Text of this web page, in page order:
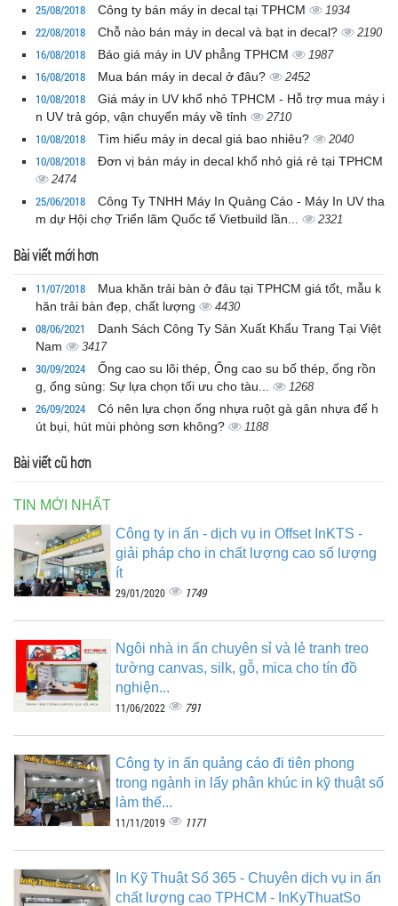
25/08/2018 Công ty bán máy in decal tại TPHCM 1934
22/08/2018 Chỗ nào bán máy in decal và bạt in decal? 2190
16/08/2018 Báo giá máy in UV phẳng TPHCM 1987
16/08/2018 Mua bán máy in decal ở đâu? 2452
10/08/2018
Giá máy in UV khổ nhỏ TPHCM - Hỗ trợ mua máy i
n UV trả góp, vận chuyển máy về tỉnh
2710
10/08/2018 Tìm hiểu máy in decal giá bao nhiêu? 2040
10/08/2018 Đơn vị bán máy in decal khổ nhỏ giá rẻ tại TPHCM
2474
25/06/2018
Công Ty TNHH Máy In Quảng Cáo - Máy In UV tha
m dự Hội chợ Triển lãm Quốc tế Vietbuild lần...
2321
Bài viết mới hơn
11/07/2018
Mua khăn trải bàn ở đâu tại TPHCM giá tốt, mẫu k
hăn trải bàn đẹp, chất lượng
4430
08/06/2021
Danh Sách Công Ty Sản Xuất Khẩu Trang Tại Việt
Nam
3417
30/09/2024
Ống cao su lõi thép, Ống cao su bố thép, ống rồn
g, ống sùng: Sự lựa chọn tối ưu cho tàu...
1268
26/09/2024
Có nên lựa chọn ống nhựa ruột gà gân nhựa để h
út bụi, hút mùi phòng sơn không?
1188
Bài viết cũ hơn
TIN MỚI NHẤT
Công ty in ấn - dịch vụ in Offset InKTS -
giải pháp cho in chất lượng cao số lượng
ít
29/01/2020 1749
Ngôi nhà in ấn chuyên sỉ và lẻ tranh treo
tường canvas, silk, gỗ, mica cho tín đồ
nghiện...
11/06/2022 791
Công ty in ấn quảng cáo đi tiên phong
trong ngành in lấy phân khúc in kỹ thuật số
làm thế...
11/11/2019 1171
In Kỹ Thuật Số 365 - Chuyên dịch vụ in ấn
chất lượng cao TPHCM - InKyThuatSo